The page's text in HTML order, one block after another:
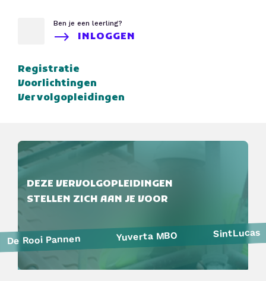
Ben je een leerling?
INLOGGEN
Registratie
Voorlichtingen
Vervolgopleidingen
DEZE VERVOLGOPLEIDINGEN
STELLEN ZICH AAN JE VOOR
De Rooi Pannen Yuverta MBO SintLucas
HAVO Voorlichtingen
De Rooi Pannen Yuverta MBO SintLucas